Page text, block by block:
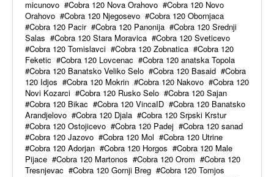
micunovo
Cobra 120 Nova Orahovo
Cobra 120 Novo
Orahovo
Cobra 120 Njegosevo
Cobra 120 Obornjaca
Cobra 120 Pacir
Cobra 120 Panonija
Cobra 120 Srednji
Salas
Cobra 120 Stara Moravica
Cobra 120 Sveticevo
Cobra 120 Tomislavci
Cobra 120 Zobnatica
Cobra 120
Feketic
Cobra 120 Lovcenac
Cobra 120 anatska Topola
Cobra 120 Banatsko Veliko Selo
Cobra 120 Basaid
Cobra
120 Idjos
Cobra 120 Mokrin Cobra 120 Nakovo
Cobra 120
Novi Kozarci
Cobra 120 Rusko Selo
Cobra 120 Sajan
Cobra 120 Bikac
Cobra 120 VincaID
Cobra 120 Banatsko
Arandjelovo
Cobra 120 Djala
Cobra 120 Srpski Krstur
Cobra 120 Ostojicevo
Cobra 120 Padej
Cobra 120 sanad
Cobra 120 Jazovo
Cobra 120 Mol
Cobra 120 Utrine
Cobra 120 Adorjan
Cobra 120 Horgos
Cobra 120 Male
Pijace
Cobra 120 Martonos Cobra 120 Orom
Cobra 120
Tresnjevac
Cobra 120 Gornji Breg
Cobra 120 Tomjos